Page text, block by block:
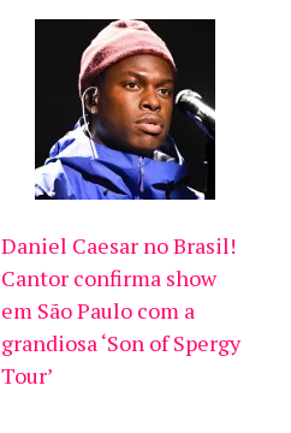
Daniel Caesar no Brasil!
Cantor confirma show
em São Paulo com a
grandiosa ‘Son of Spergy
Tour’